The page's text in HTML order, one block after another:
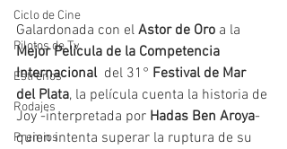
Ciclo de Cine
Pilotos de Tv
Estrenos
Rodajes
Premios
Galardonada con el Astor de Oro a la
Mejor Película de la Competencia
Internacional
  del 31°
Festival de Mar
del Plata, la película cuenta la historia de
Joy -interpretada por Hadas Ben Aroya-
quien intenta superar la ruptura de su